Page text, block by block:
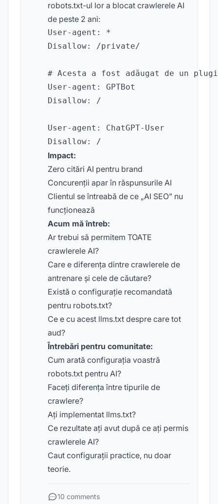
robots.txt-ul lor a blocat crawlerele AI
de peste 2 ani:
User-agent: *
Disallow: /private/
# Acesta a fost adăugat de un
User-agent: GPTBot
Disallow: /
User-agent: ChatGPT-User
Impact:
Zero citări AI pentru brand
Concurenții apar în răspunsurile AI
Clientul se întreabă de ce „AI SEO” nu
funcționează
Acum mă întreb:
Ar trebui să permitem TOATE
crawlerele AI?
Care e diferența dintre crawlerele de
antrenare și cele de căutare?
Există o configurație recomandată
pentru robots.txt?
Ce e cu acest llms.txt despre care tot
aud?
Întrebări pentru comunitate:
Cum arată configurația voastră
robots.txt pentru AI?
Faceți diferența între tipurile de
crawlere?
Ați implementat llms.txt?
Ce rezultate ați avut după ce ați permis
crawlerele AI?
Caut configurații practice, nu doar
teorie.
10 comments